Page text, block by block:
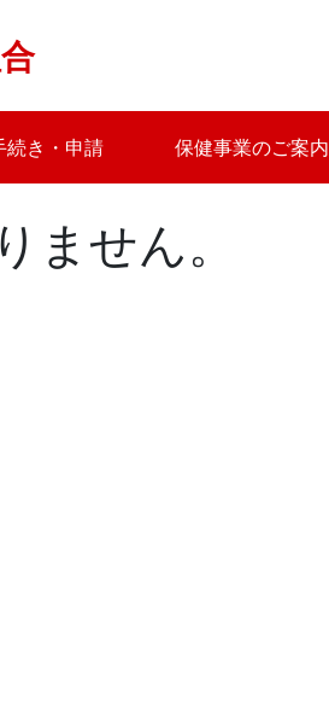
続き・申請 保健事業のご案内
ません。